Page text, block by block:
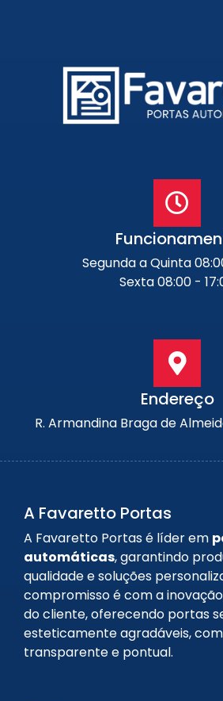
Segunda a Quinta
Sexta 08:00 -
Endereço
R. Armandina Braga de
A Favaretto Portas
A Favaretto Portas é líder em
automáticas, garantindo
qualidade e soluções
compromisso é com a
do cliente, oferecendo portas
esteticamente agradáveis,
transparente e pontual.